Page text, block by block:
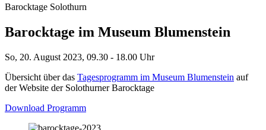
Barocktage Solothurn
Barocktage im Museum Blumenstein
So, 20. August 2023, 09.30 - 18.00 Uhr
Übersicht über das Tagesprogramm im Museum Blumenstein auf
der Website der Solothurner Barocktage
Download Programm